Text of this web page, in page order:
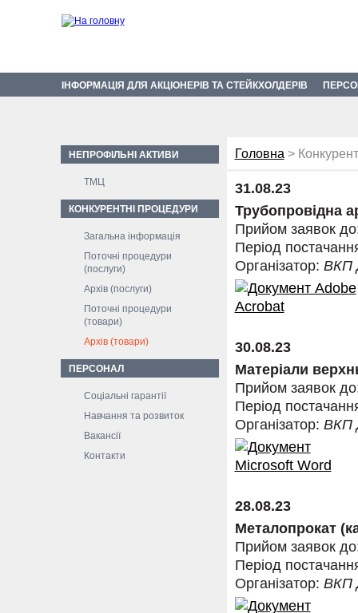
ІНФОРМАЦІЯ ДЛЯ АКЦІОНЕРІВ ТА СТЕЙКХОЛДЕРІВ
НЕПРОФІЛЬНІ АКТИВИ
ТМЦ
КОНКУРЕНТНІ ПРОЦЕДУРИ
Загальна інформація
Поточні процедури
(послуги)
Архів (послуги)
Поточні процедури
(товари)
Архів (товари)
ПЕРСОНАЛ
Соціальні гарантії
Навчання та розвиток
Вакансії
Контакти
Головна >
31.08.23
Трубопровідна
Прийом заявок
Період
Організатор: ВКП
30.08.23
Матеріали
Прийом заявок
Період
Організатор: ВКП
28.08.23
Металопрокат
Прийом заявок
Період
Організатор: ВКП